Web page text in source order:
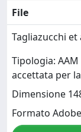
File
Tagliazucchi et
Tipologia:
accettata per
Dimensione
Formato